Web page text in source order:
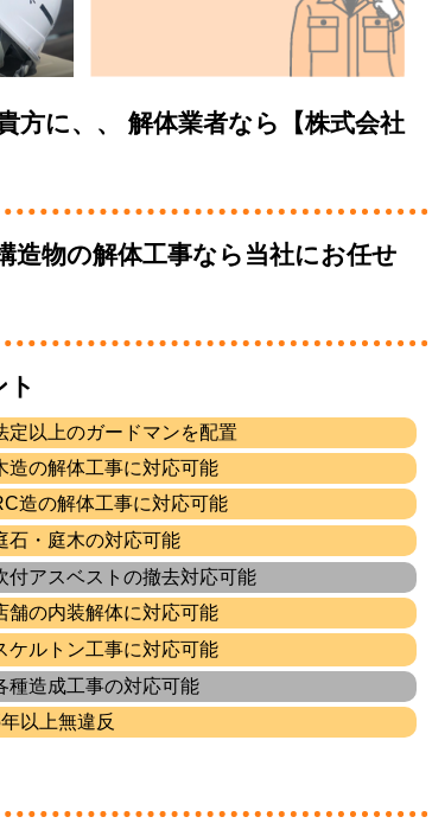
方に、、 解体業者なら【株式会社
造物の解体工事なら当社にお任せ
定以上のガードマンを配置
造の解体工事に対応可能
造の解体工事に対応可能
石・庭木の対応可能
付アスベストの撤去対応可能
舗の内装解体に対応可能
ケルトン工事に対応可能
種造成工事の対応可能
以上無違反